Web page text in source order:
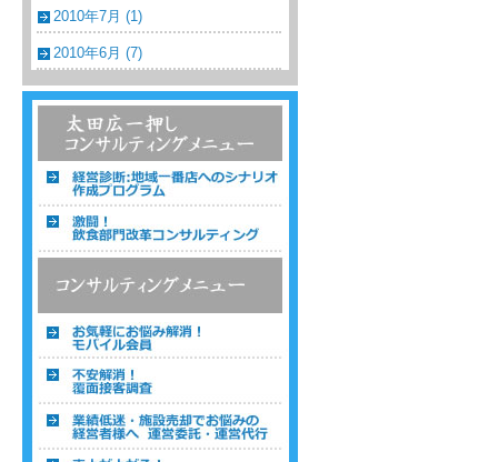
2010年7月 (1)
2010年6月 (7)
温浴・温泉・スーパー銭湯コンサルティン
グメニュー一覧